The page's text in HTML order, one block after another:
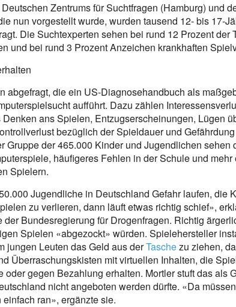
Zentrums für Suchtfragen (Hamburg) und
nun vorgestellt wurde, wurden tausend 12- bis 17-
Die Suchtexperten sehen bei rund 12 Prozent der
und bei rund 3 Prozent Anzeichen krankhaften
abgefragt, die ein US-Diagnosehandbuch als
aufführt. Dazu zählen
ans Spielen, Entzugserscheinungen, Lügen
bezüglich der Spieldauer und
Gruppe der 465.000 Kinder und Jugendlichen sehen
häufigeres Fehlen in der Schule und
Spielern.
Jugendliche in Deutschland Gefahr laufen, die
zu verlieren, dann läuft etwas richtig schief»,
der Bundesregierung für Drogenfragen. Richtig
Spielen «abgezockt» würden. Spielehersteller
jungen Leuten das Geld aus derTaschezu ziehen,
Überraschungskisten mit virtuellen Inhalten, die
oder gegen Bezahlung erhalten. Mortler stuft das als
nicht angeboten werden dürfte. «Da
ran», ergänzte sie.